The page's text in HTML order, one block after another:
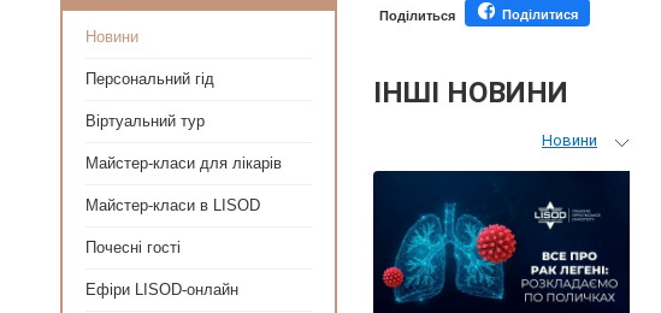
Новини
Персональний гід
Віртуальний тур
Майстер-класи для лікарів
Майстер-класи в LISOD
Почесні гості
Ефіри LISOD-онлайн
Поділиться Поділитися
ІНШІ НОВИНИ
Новини
Персональний гід
Майстер-класи для лікарів
Почесні гості
Ефіри LISOD-онлайн
Партнери LISOD